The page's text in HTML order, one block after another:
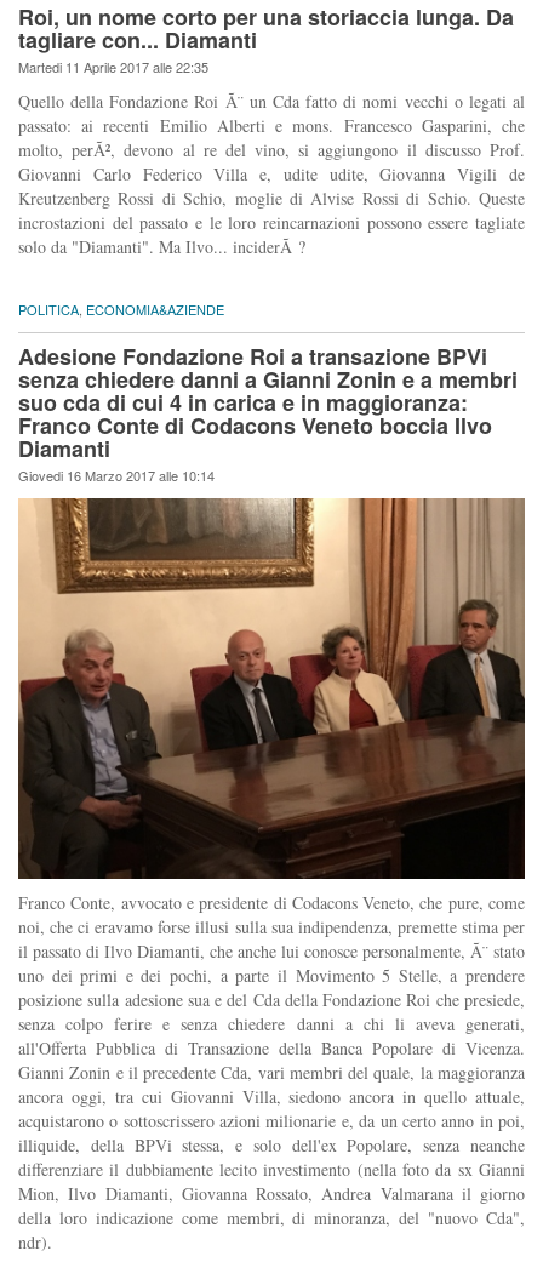
Roi, un nome corto per una storiaccia lunga. Da
tagliare con... Diamanti
Martedi 11 Aprile 2017 alle 22:35
Quello della Fondazione Roi Ã¨ un Cda fatto di nomi vecchi o legati al
passato: ai recenti Emilio Alberti e mons. Francesco Gasparini, che
molto, perÃ², devono al re del vino, si aggiungono il discusso Prof.
Giovanni Carlo Federico Villa e, udite udite, Giovanna Vigili de
Kreutzenberg Rossi di Schio, moglie di Alvise Rossi di Schio. Queste
incrostazioni del passato e le loro reincarnazioni possono essere tagliate
solo da "Diamanti". Ma Ilvo... inciderÃ ?
POLITICA ECONOMIA&AZIENDE
Adesione Fondazione Roi a transazione BPVi
senza chiedere danni a Gianni Zonin e a membri
suo cda di cui 4 in carica e in maggioranza:
Franco Conte di Codacons Veneto boccia Ilvo
Diamanti
Giovedi 16 Marzo 2017 alle 10:14
Franco Conte, avvocato e presidente di Codacons Veneto, che pure, come
noi, che ci eravamo forse illusi sulla sua indipendenza, premette stima per
il passato di Ilvo Diamanti, che anche lui conosce personalmente, Ã¨ stato
uno dei primi e dei pochi, a parte il Movimento 5 Stelle, a prendere
posizione sulla adesione sua e del Cda della Fondazione Roi che presiede,
senza colpo ferire e senza chiedere danni a chi li aveva generati,
all'Offerta Pubblica di Transazione della Banca Popolare di Vicenza.
Gianni Zonin e il precedente Cda, vari membri del quale, la maggioranza
ancora oggi, tra cui Giovanni Villa, siedono ancora in quello attuale,
acquistarono o sottoscrissero azioni milionarie e, da un certo anno in poi,
illiquide, della BPVi stessa, e solo dell'ex Popolare, senza neanche
differenziare il dubbiamente lecito investimento (nella foto da sx Gianni
Mion, Ilvo Diamanti, Giovanna Rossato, Andrea Valmarana il giorno
della loro indicazione come membri, di minoranza, del "nuovo Cda",
ndr).